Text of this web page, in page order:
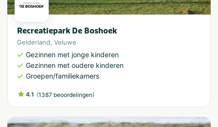
Recreatiepark De Boshoek
Gelderland, Veluwe
Gezinnen met jonge kinderen
Gezinnen met oudere kinderen
Groepen/familiekamers
4.1 (1387 beoordelingen)